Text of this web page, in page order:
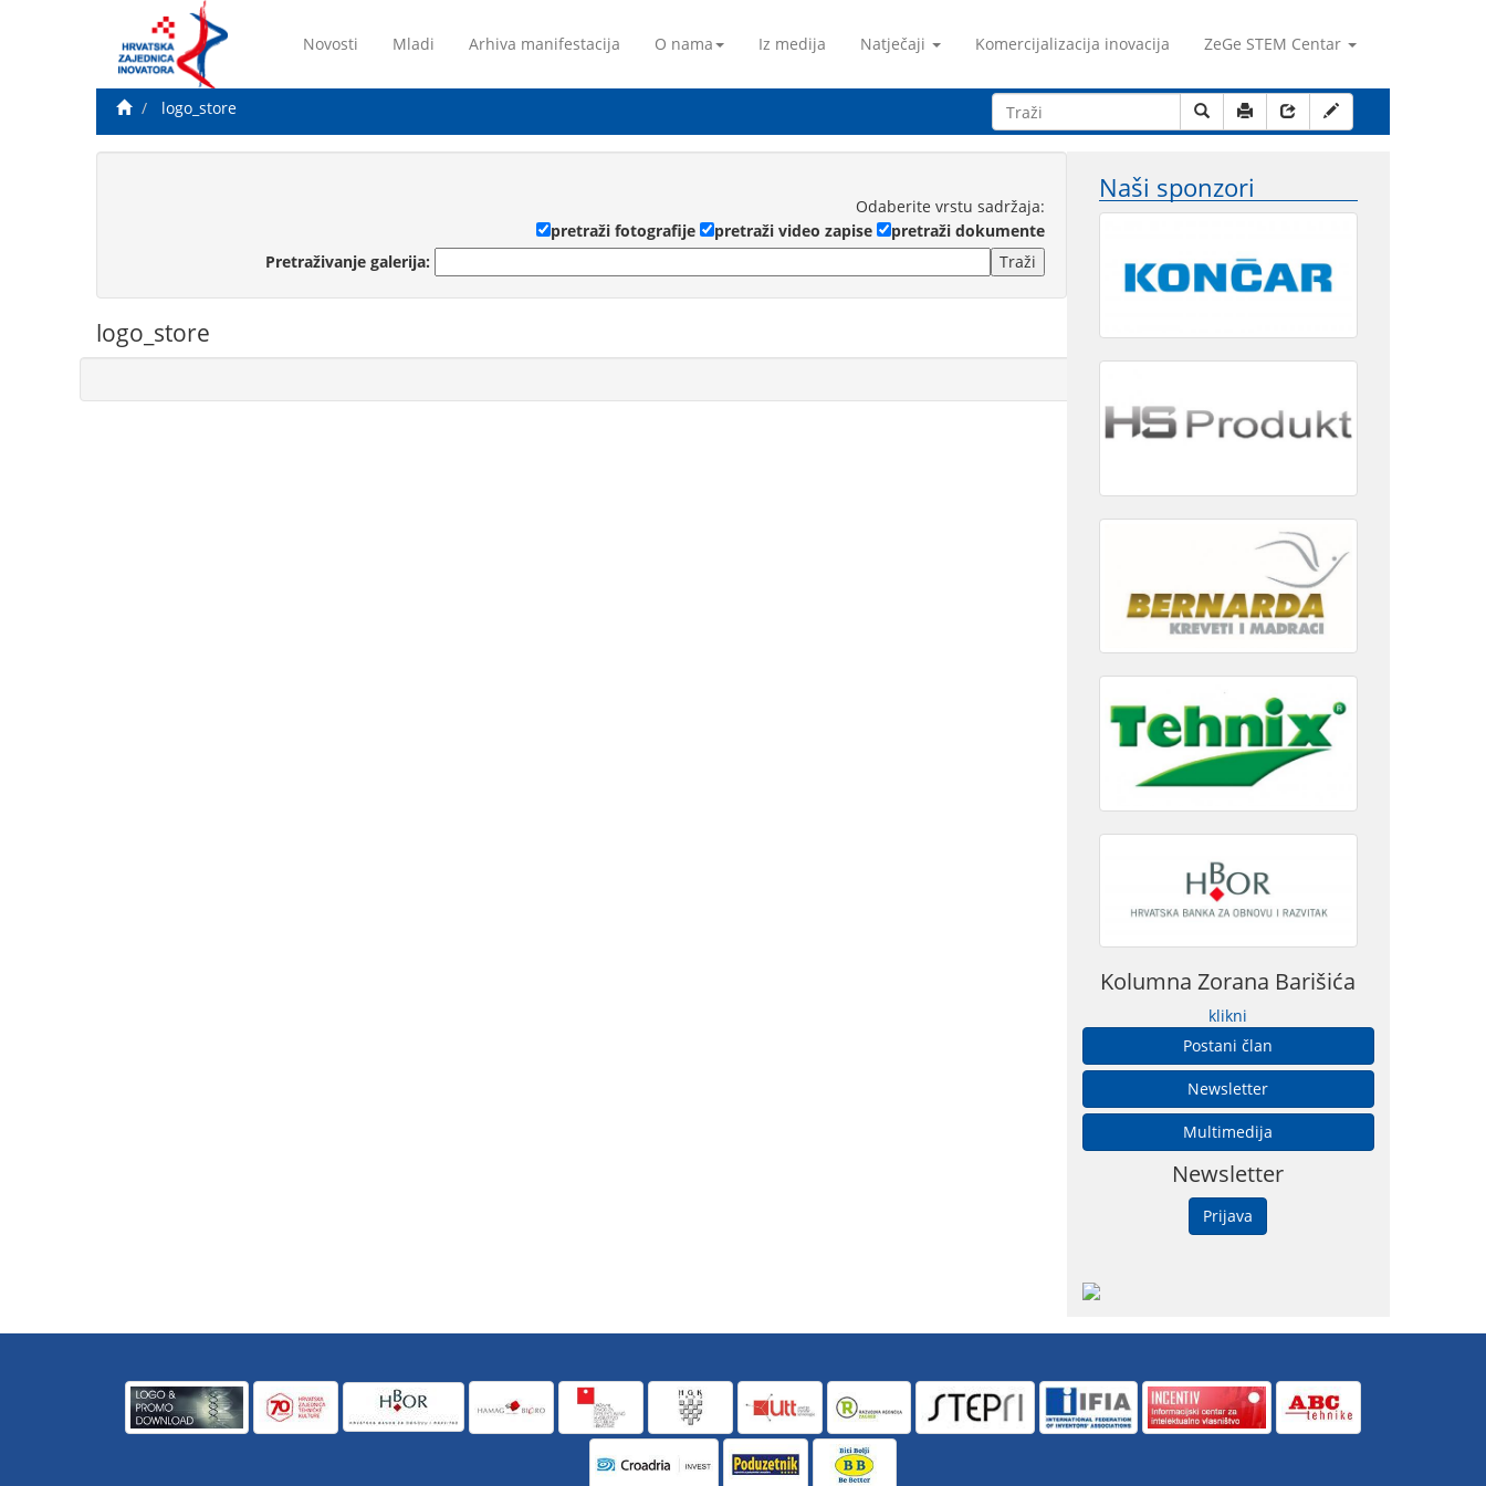
Novosti Mladi Arhiva manifestacija O nama Iz medija Natječaji Komercijalizacija inovacija ZeGe STEM Centar
logo_store
Odaberite vrstu sadržaja:
pretraži fotografije
pretraži video zapise
pretraži dokumente
Pretraživanje galerija:
Traži
logo_store
Naši sponzori
Kolumna Zorana Barišića
klikni
Postani član
Newsletter
Multimedija
Newsletter
Prijava